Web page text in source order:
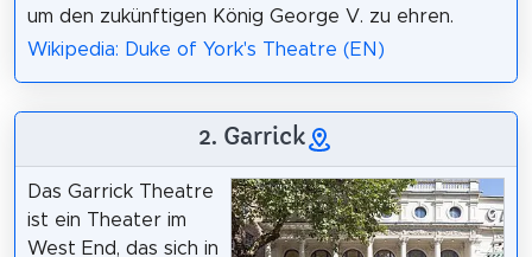
um den zukünftigen König George V. zu ehren.
Wikipedia: Duke of York's Theatre (EN)
2. Garrick
Das Garrick Theatre
ist ein Theater im
West End, das sich in